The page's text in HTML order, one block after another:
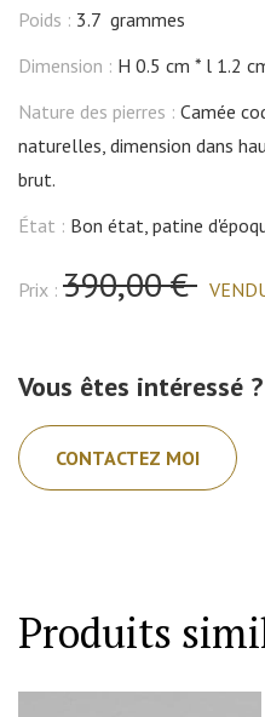
Poids : 3.7 grammes
Dimension : H 0.5 cm l 1.2
Nature des pierres : Camée
naturelles, dimension dans
brut.
État : Bon état, patine
Prix : 390,00 €
Vous êtes intéressé ?
CONTACTEZ MOI
Produits